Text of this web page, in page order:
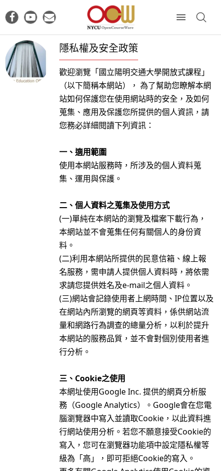
隱私權及安全政策
歡迎瀏覽「國立陽明交通大學開放式課程」
（以下簡稱本網站）， 為了幫助您瞭解本網
站如何保護您在使用網站時的安全，及如何
蒐集、應用及保護您所提供的個人資訊，請
您務必詳細閱讀下列資訊：
一、 適用範圍
使用本網站服務時，所涉及的個人資料蒐
集、運用與保護。
二、 個人資料之蒐集及使用方式
(一)單純在本網站的瀏覽及檔案下載行為，
本網站並不會蒐集任何有關個人的身份資
料。
(二)利用本網站所提供的民意信箱、線上報
名服務，需申請人提供個人資料時，將依需
求請您提供姓名及e-mail之個人資料。
(三)網站會記錄使用者上網時間、IP位置以及
在網站內所瀏覽的網頁等資料，係供網站流
量和網路行為調查的總量分析，以利於提升
本網站的服務品質，並不會對個別使用者進
行分析。
三、 Cookie之使用
本網址使用Google Inc. 提供的網頁分析服
務（Google Analytics）。Google會在您電
腦瀏覽器中寫入並讀取Cookie，以此資料進
行網站使用分析。若您不願意接受Cookie的
寫入，您可在瀏覽器功能項中設定隱私權等
級為「高」，即可拒絕Cookie的寫入。